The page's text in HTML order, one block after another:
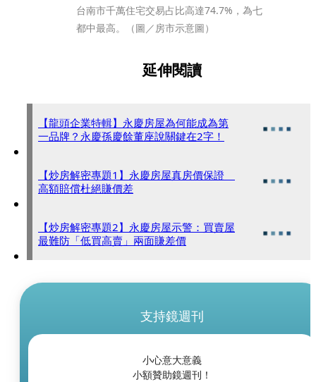
台南市千萬住宅交易占比高達74.7%，為七
都中最高。（圖／房市示意圖）
延伸閱讀
【龍頭企業特輯】永慶房屋為何能成為第
一品牌？永慶孫慶餘董座說關鍵在2字！
【炒房解密專題1】永慶房屋真房價保證
高額賠償杜絕賺價差
【炒房解密專題2】永慶房屋示警：買賣屋
最難防「低買高賣」兩面賺差價
支持鏡週刊
小心意大意義
小額贊助鏡週刊！